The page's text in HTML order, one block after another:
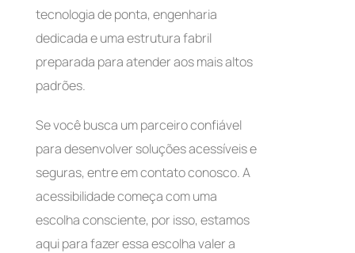
tecnologia de ponta, engenharia
dedicada e uma estrutura fabril
preparada para atender aos mais altos
padrões.
Se você busca um parceiro confiável
para desenvolver soluções acessíveis e
seguras, entre em contato conosco. A
acessibilidade começa com uma
escolha consciente, por isso, estamos
aqui para fazer essa escolha valer a